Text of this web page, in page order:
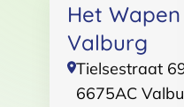
Het
Valburg
Tielsestraat
6675AC